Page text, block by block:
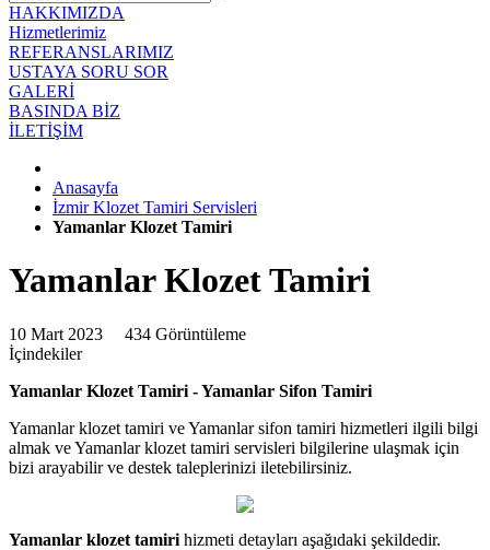
HAKKIMIZDA
Hizmetlerimiz
REFERANSLARIMIZ
USTAYA SORU SOR
GALERİ
BASINDA BİZ
İLETİŞİM
Anasayfa
İzmir Klozet Tamiri Servisleri
Yamanlar Klozet Tamiri
Yamanlar Klozet Tamiri
10 Mart 2023 434 Görüntüleme
İçindekiler
Yamanlar Klozet Tamiri - Yamanlar Sifon Tamiri
Yamanlar klozet tamiri ve Yamanlar sifon tamiri hizmetleri ilgili bilgi
almak ve Yamanlar klozet tamiri servisleri bilgilerine ulaşmak için
bizi arayabilir ve destek taleplerinizi iletebilirsiniz.
Yamanlar klozet tamiri hizmeti detayları aşağıdaki şekildedir.